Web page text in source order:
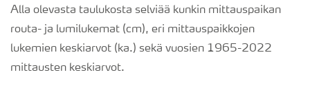
Alla olevasta taulukosta selviää kunkin mittauspaikan
routa- ja lumilukemat (cm), eri mittauspaikkojen
lukemien keskiarvot (ka.) sekä vuosien 1965-2022
mittausten keskiarvot.